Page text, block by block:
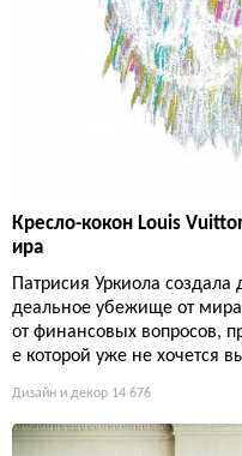
Кресло-кокон Louis
ира
Патрисия Уркиола
деальное убежище от
от финансовых вопросов,
е которой уже не хочется
Дизайн и декор 14 676